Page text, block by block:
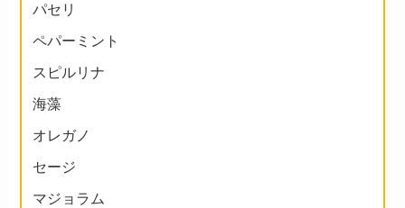
パセリ
ペパーミント
スピルリナ
海藻
オレガノ
セージ
マジョラム